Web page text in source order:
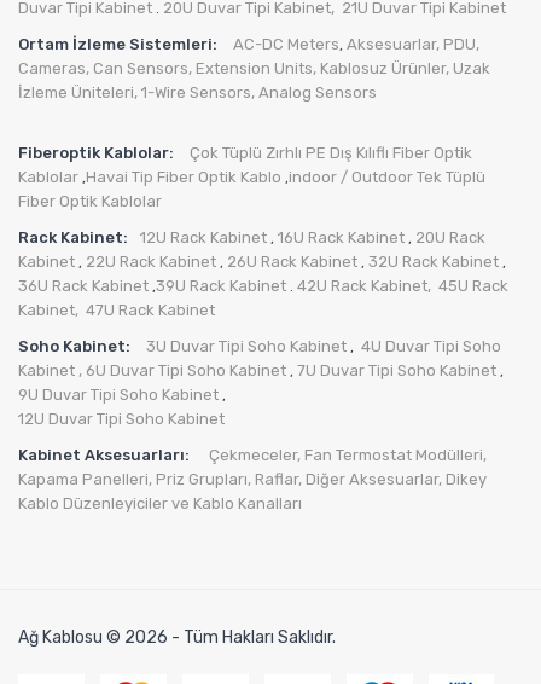
Duvar Tipi Kabinet . 20U Duvar Tipi Kabinet, 21U Duvar Tipi Kabinet
Ortam İzleme Sistemleri:
AC-DC Meters, Aksesuarlar, PDU,
Cameras, Can Sensors, Extension Units, Kablosuz Ürünler, Uzak
İzleme Üniteleri, 1-Wire Sensors, Analog Sensors
Fiberoptik Kablolar:
Çok Tüplü Zırhlı PE Dış Kılıflı Fiber Optik
Kablolar ,Havai Tip Fiber Optik Kablo ,indoor / Outdoor Tek Tüplü
Fiber Optik Kablolar
Rack Kabinet:
12U Rack Kabinet , 16U Rack Kabinet , 20U Rack
Kabinet , 22U Rack Kabinet , 26U Rack Kabinet , 32U Rack Kabinet ,
36U Rack Kabinet ,39U Rack Kabinet . 42U Rack Kabinet, 45U Rack
Kabinet, 47U Rack Kabinet
Soho Kabinet:
3U Duvar Tipi Soho Kabinet , 4U Duvar Tipi Soho
Kabinet , 6U Duvar Tipi Soho Kabinet , 7U Duvar Tipi Soho Kabinet ,
9U Duvar Tipi Soho Kabinet ,
12U Duvar Tipi Soho Kabinet
Kabinet Aksesuarları:
Çekmeceler, Fan Termostat Modülleri,
Kapama Panelleri, Priz Grupları, Raflar, Diğer Aksesuarlar, Dikey
Kablo Düzenleyiciler ve Kablo Kanalları
Ağ Kablosu © 2026 - Tüm Hakları Saklıdır.